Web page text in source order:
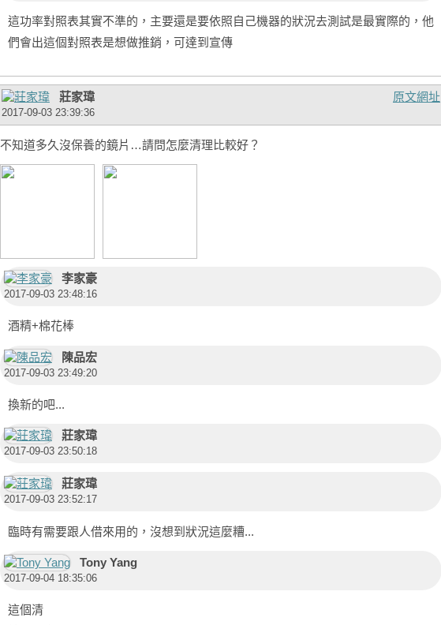
這功率對照表其實不準的，主要還是要依照自己機器的狀況去測試是最實際的，他
們會出這個對照表是想做推銷，可達到宣傳
原文網址
莊家瑋
2017-09-03 23:39:36
不知道多久沒保養的鏡片…請問怎麼清理比較好？
李家豪
2017-09-03 23:48:16
酒精+棉花棒
陳品宏
2017-09-03 23:49:20
換新的吧...
莊家瑋
2017-09-03 23:50:18
莊家瑋
2017-09-03 23:52:17
臨時有需要跟人借來用的，沒想到狀況這麼糟...
Tony Yang
2017-09-04 18:35:06
這個清